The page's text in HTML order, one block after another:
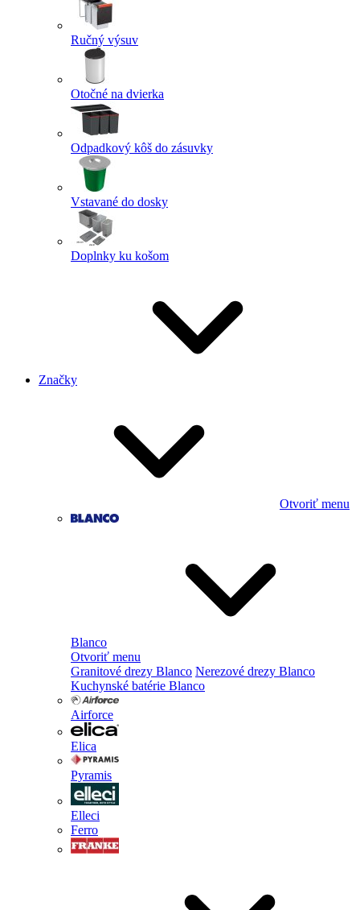
Ručný výsuv
Otočné na dvierka
Odpadkový kôš do zásuvky
Vstavané do dosky
Doplnky ku košom
Značky
Otvoriť menu
Blanco
Otvoriť menu
Granitové drezy Blanco Nerezové drezy Blanco
Kuchynské batérie Blanco
Airforce
Elica
Pyramis
Elleci
Ferro